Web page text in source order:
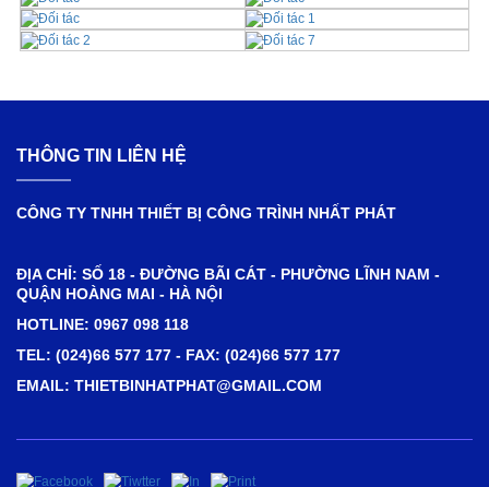
THÔNG TIN LIÊN HỆ
CÔNG TY TNHH THIẾT BỊ CÔNG TRÌNH NHẤT PHÁT
ĐỊA CHỈ: SỐ 18 - ĐƯỜNG BÃI CÁT - PHƯỜNG LĨNH NAM -
QUẬN HOÀNG MAI - HÀ NỘI
HOTLINE: 0967 098 118
TEL: (024)66 577 177 - FAX: (024)66 577 177
EMAIL: THIETBINHATPHAT@GMAIL.COM